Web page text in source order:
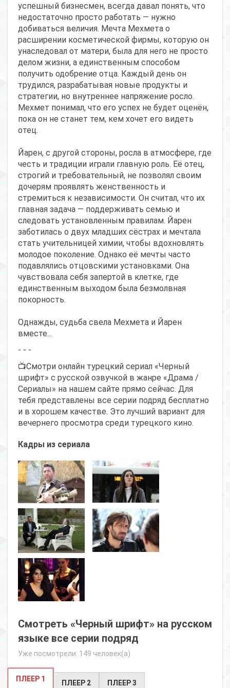
успешный бизнесмен, всегда давал понять, что
недостаточно просто работать — нужно
добиваться величия. Мечта Мехмета о
расширении косметической фирмы, которую он
унаследовал от матери, была для него не просто
делом жизни, а единственным способом
получить одобрение отца. Каждый день он
трудился, разрабатывая новые продукты и
стратегии, но внутреннее напряжение росло.
Мехмет понимал, что его успех не будет оценён,
пока он не станет тем, кем хочет его видеть
отец.
Йарен, с другой стороны, росла в атмосфере, где
честь и традиции играли главную роль. Её отец,
строгий и требовательный, не позволял своим
дочерям проявлять женственность и
стремиться к независимости. Он считал, что их
главная задача — поддерживать семью и
следовать установленным правилам. Йарен
заботилась о двух младших сёстрах и мечтала
стать учительницей химии, чтобы вдохновлять
молодое поколение. Однако её мечты часто
подавлялись отцовскими установками. Она
чувствовала себя запертой в клетке, где
единственным выходом была безмолвная
покорность.
Однажды, судьба свела Мехмета и Йарен
вместе...
- - -
📺Смотри онлайн турецкий сериал «Черный
шрифт» с русской озвучкой в жанре «Драма /
Сериалы» на нашем сайте прямо сейчас. Для
тебя представлены все серии подряд бесплатно
и в хорошем качестве. Это лучший вариант для
вечернего просмотра среди турецкого кино.
Кадры из сериала
Смотреть «Черный шрифт» на русском
языке все серии подряд
Уже посмотрели: 149 человек(а)
ПЛЕЕР 1 ПЛЕЕР 2 ПЛЕЕР 3